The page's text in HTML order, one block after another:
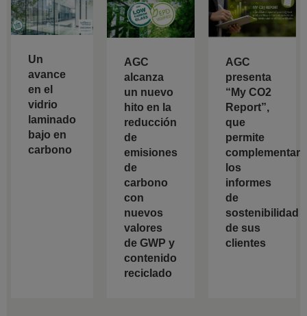
Un
avance
en el
vidrio
laminado
bajo en
carbono
AGC
alcanza
un nuevo
hito en la
reducción
de
emisiones
de
carbono
con
nuevos
valores
de GWP y
contenido
reciclado
AGC
presenta
“My CO2
Report”,
que
permite
complementar
los
informes
de
sostenibilidad
de sus
clientes